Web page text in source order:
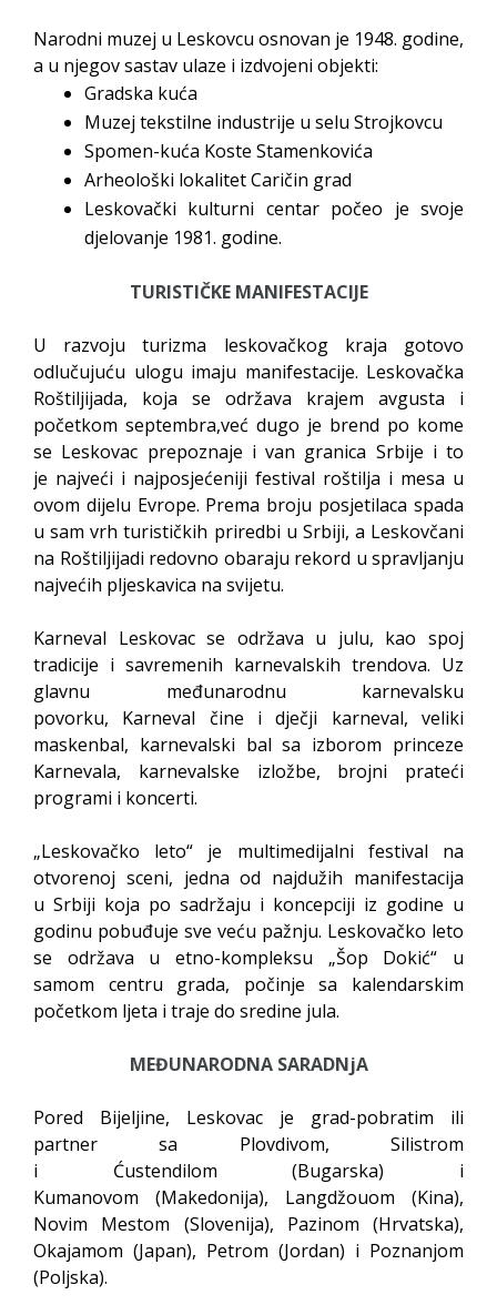
Narodni muzej u Leskovcu osnovan je 1948. godine,
a u njegov sastav ulaze i izdvojeni objekti:
Gradska kuća
Muzej tekstilne industrije u selu Strojkovcu
Spomen-kuća Koste Stamenkovića
Arheološki lokalitet Caričin grad
Leskovački kulturni centar počeo je svoje
djelovanje 1981. godine.
TURISTIČKE MANIFESTACIJE
U razvoju turizma leskovačkog kraja gotovo
odlučujuću ulogu imaju manifestacije. Leskovačka
Roštiljijada, koja se održava krajem avgusta i
početkom septembra,već dugo je brend po kome
se Leskovac prepoznaje i van granica Srbije i to
je najveći i najposjećeniji festival roštilja i mesa u
ovom dijelu Evrope. Prema broju posjetilaca spada
u sam vrh turističkih priredbi u Srbiji, a Leskovčani
na Roštiljijadi redovno obaraju rekord u spravljanju
najvećih pljeskavica na svijetu.
Karneval Leskovac se održava u julu, kao spoj
tradicije i savremenih karnevalskih trendova. Uz
glavnu međunarodnu karnevalsku
povorku, Karneval čine i dječji karneval, veliki
maskenbal, karnevalski bal sa izborom princeze
Karnevala, karnevalske izložbe, brojni prateći
programi i koncerti.
„Leskovačko leto“ je multimedijalni festival na
otvorenoj sceni, jedna od najdužih manifestacija
u Srbiji koja po sadržaju i koncepciji iz godine u
godinu pobuđuje sve veću pažnju. Leskovačko leto
se održava u etno-kompleksu „Šop Dokić“ u
samom centru grada, počinje sa kalendarskim
početkom ljeta i traje do sredine jula.
MEĐUNARODNA SARADNjA
Pored Bijeljine, Leskovac je grad-pobratim ili
partner sa Plovdivom, Silistrom
i Ćustendilom (Bugarska) i
Kumanovom (Makedonija), Langdžouom (Kina),
Novim Mestom (Slovenija), Pazinom (Hrvatska),
Okajamom (Japan), Petrom (Jordan) i Poznanjom
(Poljska).